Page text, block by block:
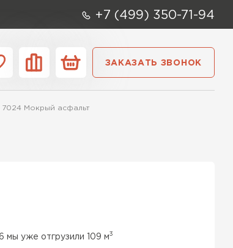
+7 (499) 350-71-94
ЗАКАЗАТЬ ЗВОНОК
7024 Мокрый асфальт
мы уже отгрузили 109 м3